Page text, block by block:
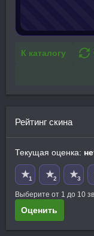
К каталогу
Рейтинг скина
Текущая оценка:
★1 ★2 ★3
Выберите от 1 до 10
Оценить